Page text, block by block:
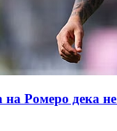
Ромеро дека